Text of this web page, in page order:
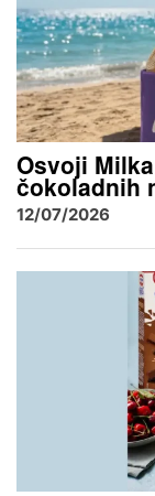
Osvoji
čokoladnih
12/07/2026